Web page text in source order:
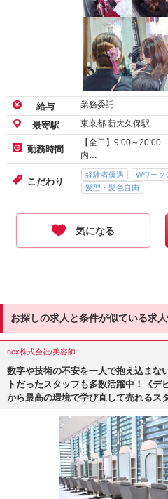
給与 業務委託
最寄駅 東京都 新大久保駅
勤務時間
【全日】9:00～20:00
内…
こだわり
経験者優遇 Wワーク
髪型・髪色自由
気になる
お探しの求人と条件が似ている求
nex株式会社/美容師
数字や技術の不安を一人で抱え込ま
トだったスタッフも多数活躍中！《
から最高の環境で学び直して売れるス